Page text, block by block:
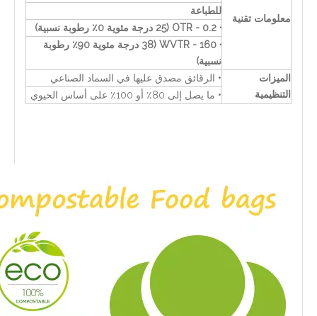
معلومات تقنية
للطباعة
· OTR - 0.2 (25 درجة مئوية 0٪ رطوبة نسبية)
· WVTR - 160 (38 درجة مئوية 90٪ رطوبة
نسبية)
الميزات
التنظيمية
• الرقائق مصدق عليها في السماد الصناعي
• ما يصل إلى 80٪ أو 100٪ على أساس الحيوي